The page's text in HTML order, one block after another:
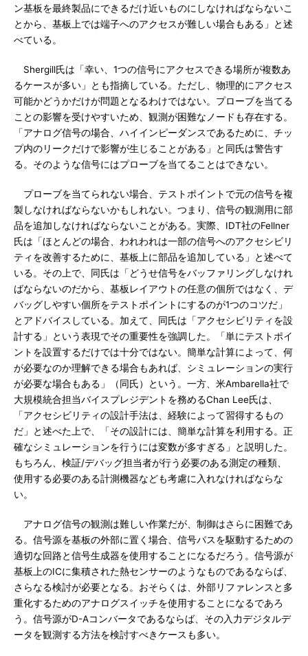
ン基板を最終製品にできるだけ近いものにしなければならないこ
とから、基板上では端子へのアクセスが難しい場合もある」と述
べている。
Shergill氏は「幸い、1つの信号にアクセスできる場所が複数あ
るケースが多い」とも指摘している。ただし、物理的にアクセス
可能かどうかだけが問題となるわけではない。プローブを当てる
ことの影響を受けやすいため、観測が困難なノードも存在する。
「アナログ信号の場合、ハイインピーダンスであるために、チッ
プ内のリークだけで影響が生じることがある」と同氏は警告す
る。そのような信号にはプローブを当てることはできない。
プローブを当てられない場合、テストポイントで元の信号を複
製しなければならないかもしれない。つまり、信号の観測用に部
品を追加しなければならないことがある。実際、IDT社のFellner
氏は「ほとんどの場合、われわれは一部の信号へのアクセシビリ
ティを改善するために、基板上に部品を追加している」と述べて
いる。その上で、同氏は「どうせ信号をバッファリングしなけれ
ばならないのだから、基板レイアウトの任意の個所ではなく、デ
バッグしやすい個所をテストポイントにするのが1つのコツだ」
とアドバイスしている。加えて、同氏は「アクセシビリティを設
計する」という表現でその重要性を強調した。「単にテストポイ
ントを設置するだけでは十分ではない。簡単な計算によって、何
が必要なのか理解できる場合もあれば、シミュレーションの実行
が必要な場合もある」（同氏）という。一方、米Ambarella社で
大規模統合担当バイスプレジデントを務めるChan Lee氏は、
「アクセシビリティの設計手法は、経験によって習得するもの
だ」と述べた上で、「その設計には、簡単な計算を利用する。正
確なシミュレーションを行うには変数が多すぎる」と説明した。
もちろん、検証/デバッグ担当者が行う必要のある測定の種類、
使用する必要のある計測機器なども考慮に入れなければならな
い。
アナログ信号の観測は難しい作業だが、制御はさらに困難であ
る。信号源を基板の外部に置く場合、信号パスを駆動するための
適切な回路と信号生成器を使用することになるだろう。信号源が
基板上のICに集積された熱センサーのようなものであるならば、
さらなる検討が必要となる。おそらくは、外部リファレンスと多
重化するためのアナログスイッチを使用することになるであろ
う。信号源がD-Aコンバータであるならば、その入力デジタルデ
ータを観測する方法を検討すべきケースも多い。